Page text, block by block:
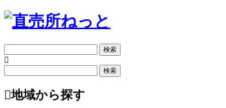
リ
索
ー
検地域から探す